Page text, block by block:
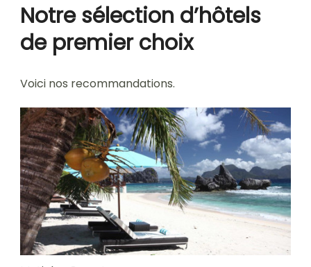
Notre sélection d’hôtels
de premier choix
Voici nos recommandations.